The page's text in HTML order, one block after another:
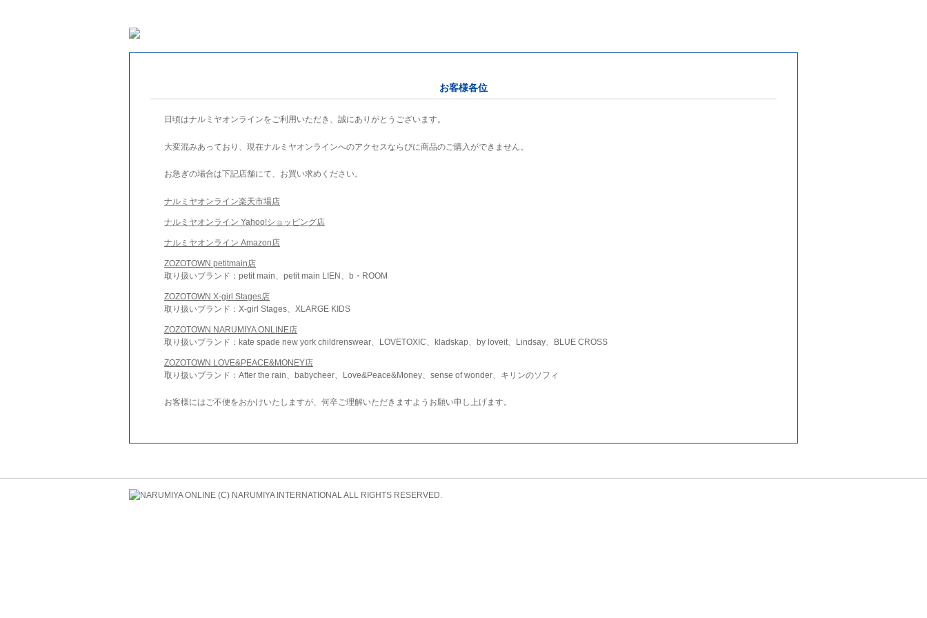
お客様各位
日頃はナルミヤオンラインをご利用いただき、誠にありがとうございます。
大変混みあっており、現在ナルミヤオンラインへのアクセスならびに商品のご購入ができません。
お急ぎの場合は下記店舗にて、お買い求めください。
ナルミヤオンライン楽天市場店
ナルミヤオンライン Yahoo!ショッピング店
ナルミヤオンライン Amazon店
ZOZOTOWN petitmain店
取り扱いブランド：petit main、petit main LIEN、b・ROOM
ZOZOTOWN X-girl Stages店
取り扱いブランド：X-girl Stages、XLARGE KIDS
ZOZOTOWN NARUMIYA ONLINE店
取り扱いブランド：kate spade new york childrenswear、LOVETOXIC、kladskap、by loveit、Lindsay、BLUE CROSS
ZOZOTOWN LOVE&PEACE&MONEY店
取り扱いブランド：After the rain、babycheer、Love&Peace&Money、sense of wonder、キリンのソフィ
お客様にはご不便をおかけいたしますが、何卒ご理解いただきますようお願い申し上げます。